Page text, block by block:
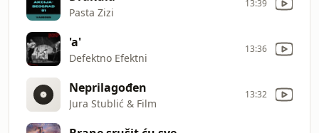
Pasta Zizi
13:39
'a'
Defektno Efektni
13:36
Neprilagođen
Jura Stublić & Film
13:32